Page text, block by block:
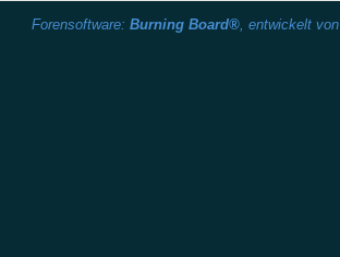
Forensoftware: Burning Board®, entwickelt von